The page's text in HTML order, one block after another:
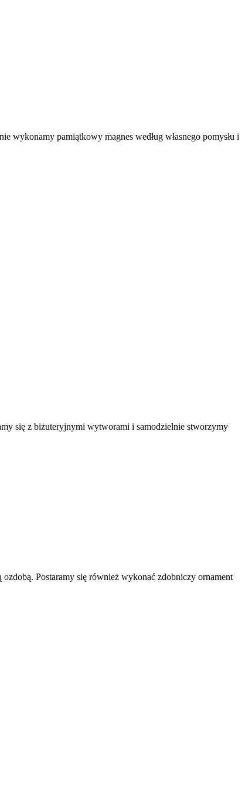
wykonamy pamiątkowy magnes według własnego pomysłu i
się z biżuteryjnymi wytworami i samodzielnie stworzymy
Postaramy się również wykonać zdobniczy ornament